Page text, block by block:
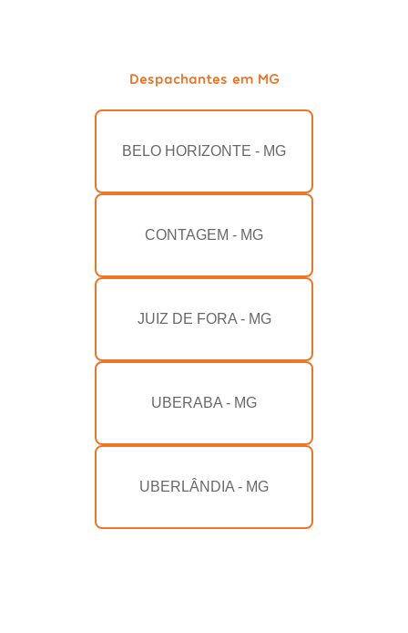
Despachantes em MG
BELO HORIZONTE - MG
CONTAGEM - MG
JUIZ DE FORA - MG
UBERABA - MG
UBERLÂNDIA - MG